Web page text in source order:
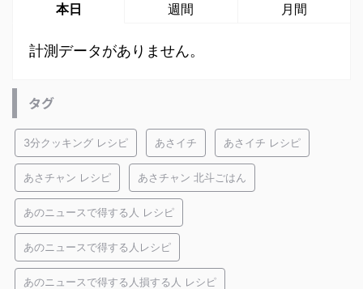
本日 週間 月間
計測データがありません。
タグ
3分クッキング レシピ あさイチ あさイチ レシピ
あさチャン レシピ あさチャン 北斗ごはん
あのニュースで得する人 レシピ
あのニュースで得する人レシピ
あのニュースで得する人損する人 レシピ